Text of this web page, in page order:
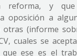
reforma, y
oposición a
(informe
cuales se
ese es el